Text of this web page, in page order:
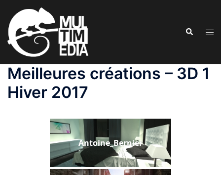
contenu
Meilleures créations – 3D 1
Hiver 2017
Antoine_Bernier